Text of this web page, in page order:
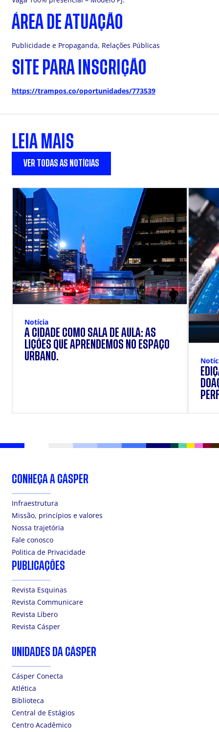
ÁREA DE ATUAÇÃO
Publicidade e Propaganda, Relações Públicas
SITE PARA INSCRIÇÃO
https://trampos.co/oportunidades/773539
LEIA MAIS
VER TODAS AS NOTÍCIAS
Notícia
A CIDADE COMO SALA DE AULA: AS
LIÇÕES QUE APRENDEMOS NO ESPAÇO
URBANO.
CONHEÇA A CÁSPER
Infraestrutura
Missão, princípios e valores
Nossa trajetória
Fale conosco
Politica de Privacidade
PUBLICAÇÕES
Revista Esquinas
Revista Communicare
Revista Líbero
Revista Cásper
UNIDADES DA CÁSPER
Cásper Conecta
Atlética
Biblioteca
Central de Estágios
Centro Acadêmico